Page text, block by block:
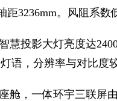
距3236mm。风阻系数
慧投影大灯亮度达
语，分辨率与对比度
舱，一体环宇三联屏